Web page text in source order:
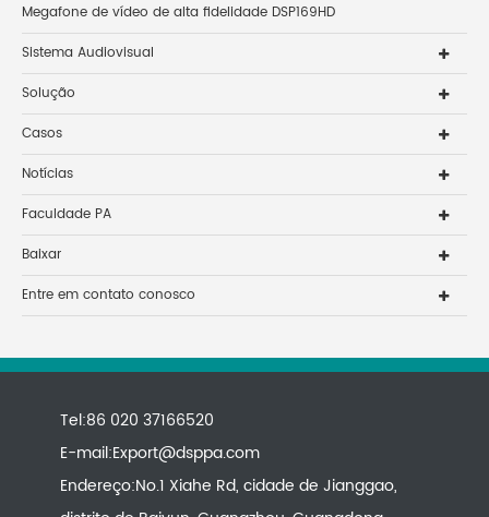
Megafone de vídeo de alta fidelidade DSP169HD
Sistema Audiovisual
Solução
Casos
Notícias
Faculdade PA
Baixar
Entre em contato conosco
Tel:86 020 37166520
E-mail:Export@dsppa.com
Endereço:No.1 Xiahe Rd, cidade de Jianggao,